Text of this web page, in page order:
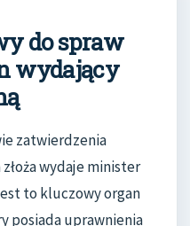
do spraw
wydający
zatwierdzenia
wydaje minister
to kluczowy organ
posiada uprawnienia